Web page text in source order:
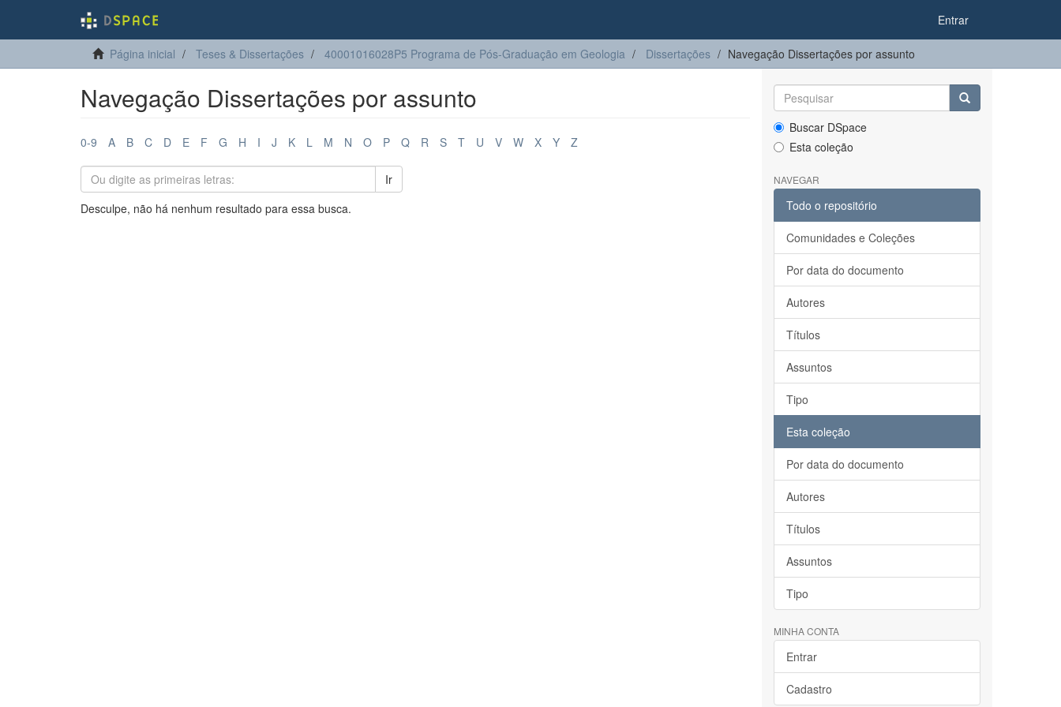
Entrar
Página inicial Teses & Dissertações 40001016028P5 Programa de Pós-Graduação em Geologia Dissertações Navegação Dissertações por assunto
Navegação Dissertações por assunto
0-9 A B C D E F G H I J K L M N O P Q R S T U V W X Y Z
Ir
Desculpe, não há nenhum resultado para essa busca.
Buscar DSpace
Esta coleção
NAVEGAR
Todo o repositório
Comunidades e Coleções
Por data do documento
Autores
Títulos
Assuntos
Tipo
Esta coleção
Por data do documento
Autores
Títulos
Assuntos
Tipo
MINHA CONTA
Entrar
Cadastro